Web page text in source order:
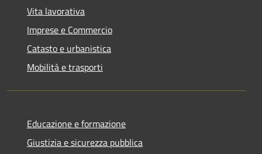
Vita lavorativa
Imprese e Commercio
Catasto e urbanistica
Mobilità e trasporti
Educazione e formazione
Giustizia e sicurezza pubblica